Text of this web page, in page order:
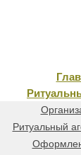
Ритуальный